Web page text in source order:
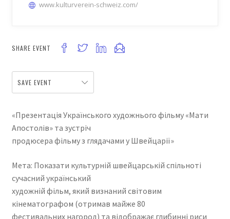
www.kulturverein-schweiz.com/
SHARE EVENT
SAVE EVENT
«Презентація Українського художнього фільму «Мати
Апостолів» та зустріч
продюсера фільму з глядачами у Швейцарії»
Мета: Показати культурній швейцарській спільноті
сучасний український
художній фільм, який визнаний світовим
кінематографом (отримав майже 80
фестивальних нагород) та відображає глибинні риси